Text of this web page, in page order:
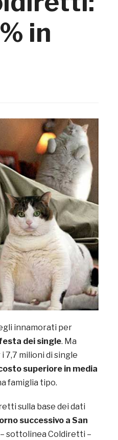
in
innamorati per
dei single. Ma
7,7 milioni di single
superiore in media
famiglia tipo.
sulla base dei dati
successivo a San
– sottolinea Coldiretti –